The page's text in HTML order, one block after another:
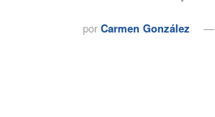
por Carmen González